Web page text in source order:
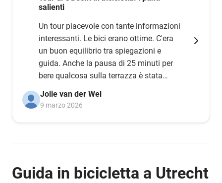
salienti
Un tour piacevole con tante informazioni
interessanti. Le bici erano ottime. C'era
un buon equilibrio tra spiegazioni e
guida. Anche la pausa di 25 minuti per
bere qualcosa sulla terrazza è stata
molto gradita. Consiglio vivamente
questo tour.
Jolie van der Wel
9 marzo 2026
Guida in bicicletta a Utrecht